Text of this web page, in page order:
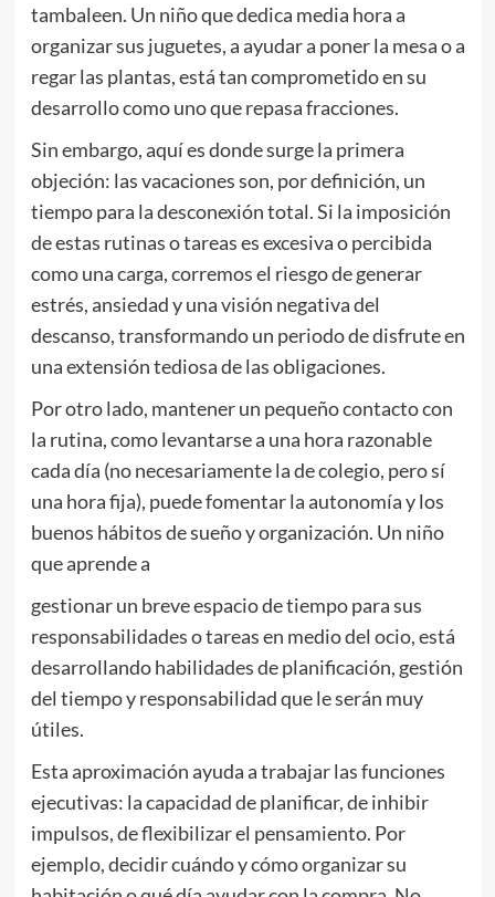
tambaleen. Un niño que dedica media hora a
organizar sus juguetes, a ayudar a poner la mesa o a
regar las plantas, está tan comprometido en su
desarrollo como uno que repasa fracciones.
Sin embargo, aquí es donde surge la primera
objeción: las vacaciones son, por definición, un
tiempo para la desconexión total. Si la imposición
de estas rutinas o tareas es excesiva o percibida
como una carga, corremos el riesgo de generar
estrés, ansiedad y una visión negativa del
descanso, transformando un periodo de disfrute en
una extensión tediosa de las obligaciones.
Por otro lado, mantener un pequeño contacto con
la rutina, como levantarse a una hora razonable
cada día (no necesariamente la de colegio, pero sí
una hora fija), puede fomentar la autonomía y los
buenos hábitos de sueño y organización. Un niño
que aprende a
gestionar un breve espacio de tiempo para sus
responsabilidades o tareas en medio del ocio, está
desarrollando habilidades de planificación, gestión
del tiempo y responsabilidad que le serán muy
útiles.
Esta aproximación ayuda a trabajar las funciones
ejecutivas: la capacidad de planificar, de inhibir
impulsos, de flexibilizar el pensamiento. Por
ejemplo, decidir cuándo y cómo organizar su